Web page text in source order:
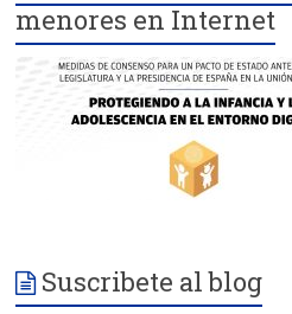
menores en Internet
Suscribete al blog